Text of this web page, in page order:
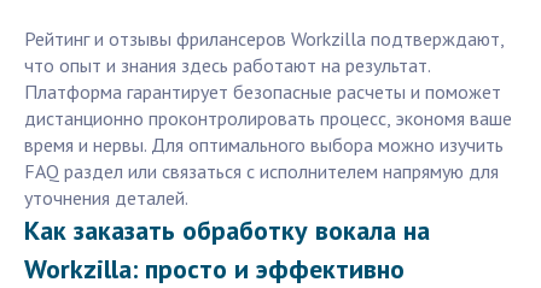
Рейтинг и отзывы фрилансеров Workzilla подтверждают,
что опыт и знания здесь работают на результат.
Платформа гарантирует безопасные расчеты и поможет
дистанционно проконтролировать процесс, экономя ваше
время и нервы. Для оптимального выбора можно изучить
FAQ раздел или связаться с исполнителем напрямую для
уточнения деталей.
Как заказать обработку вокала на
Workzilla: просто и эффективно